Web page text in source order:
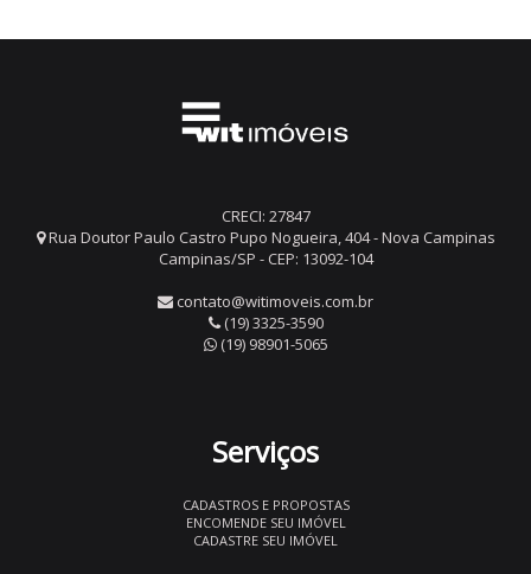
CRECI: 27847
Rua Doutor Paulo Castro Pupo Nogueira, 404 - Nova Campinas
Campinas/SP - CEP: 13092-104
contato@witimoveis.com.br
(19) 3325-3590
(19) 98901-5065
Serviços
CADASTROS E PROPOSTAS
ENCOMENDE SEU IMÓVEL
CADASTRE SEU IMÓVEL